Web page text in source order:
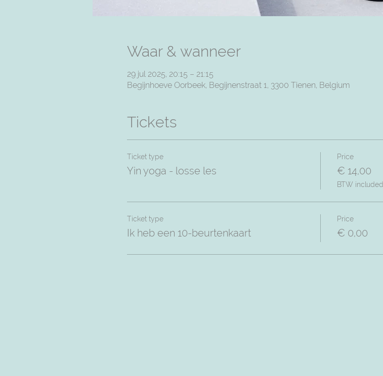
Waar & wanneer
29 jul 2025, 20:15 – 21:15
Begijnhoeve Oorbeek, Begijnenstraat 1, 3300 Tienen, Belgium
Tickets
Ticket type
Yin yoga - losse les
Price
€ 14,00
BTW included
Ticket type
Ik heb een 10-beurtenkaart
Price
€ 0,00